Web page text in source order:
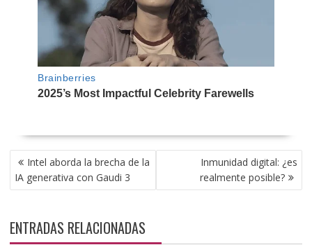
NAVEGACIÓN
DE
ENTRADAS
Intel aborda la brecha de la
IA generativa con Gaudi 3
Inmunidad digital: ¿es
realmente posible?
ENTRADAS RELACIONADAS